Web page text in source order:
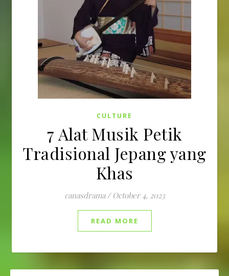
CULTURE
7 Alat Musik Petik
Tradisional Jepang yang
Khas
canasdrama / October 4, 2023
READ MORE